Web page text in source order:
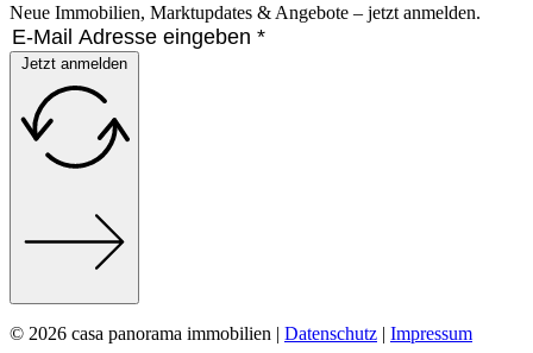
Neue Immobilien, Marktupdates & Angebote – jetzt anmelden.
Jetzt anmelden
© 2026 casa panorama immobilien | Datenschutz | Impressum